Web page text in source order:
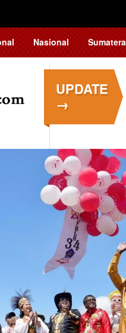
Nasional Sumatera
UPDATE
→